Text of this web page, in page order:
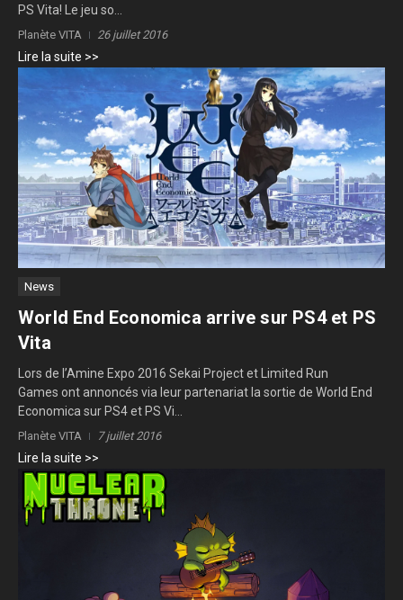
PS Vita! Le jeu so...
Planète VITA 26 juillet 2016
Lire la suite >>
News
World End Economica arrive sur PS4 et PS
Vita
Lors de l’Amine Expo 2016 Sekai Project et Limited Run
Games ont annoncés via leur partenariat la sortie de World End
Economica sur PS4 et PS Vi...
Planète VITA 7 juillet 2016
Lire la suite >>